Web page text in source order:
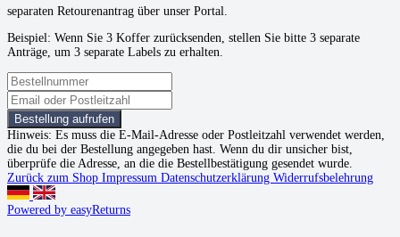
separaten Retourenantrag über unser Portal.
Beispiel: Wenn Sie 3 Koffer zurücksenden, stellen Sie bitte 3 separate
Anträge, um 3 separate Labels zu erhalten.
Bestellung aufrufen
Hinweis: Es muss die E-Mail-Adresse oder Postleitzahl verwendet werden,
die du bei der Bestellung angegeben hast. Wenn du dir unsicher bist,
überprüfe die Adresse, an die die Bestellbestätigung gesendet wurde.
Zurück zum Shop Impressum Datenschutzerklärung Widerrufsbelehrung
Powered by easyReturns